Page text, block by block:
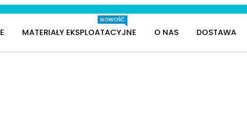
MATERIAŁY EKSPLOATACYJNE
NOWOŚĆ
O NAS DOSTAWA